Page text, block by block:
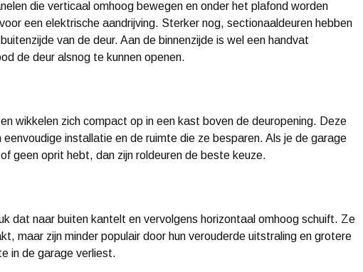
die verticaal omhoog bewegen en onder het plafond worden
een elektrische aandrijving. Sterker nog, sectionaaldeuren hebben
van de deur. Aan de binnenzijde is wel een handvat
de deur alsnog te kunnen openen.
wikkelen zich compact op in een kast boven de deuropening. Deze
eenvoudige installatie en de ruimte die ze besparen. Als je de garage
geen oprit hebt, dan zijn roldeuren de beste keuze.
dat naar buiten kantelt en vervolgens horizontaal omhoog schuift. Ze
maar zijn minder populair door hun verouderde uitstraling en grotere
in de garage verliest.